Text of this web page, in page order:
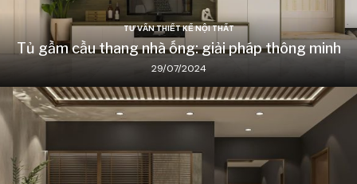
TƯ VẤN THIẾT KẾ NỘI THẤT
Tủ gầm cầu thang nhà ống: giải pháp thông minh
29/07/2024